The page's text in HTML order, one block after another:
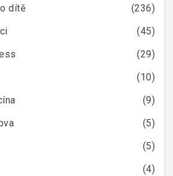
dítě
(236)
(45)
(29)
(10)
(9)
(5)
(5)
(4)